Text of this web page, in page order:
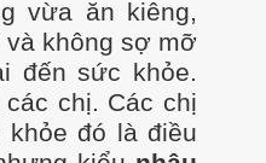
vừa ăn kiêng,
không sợ mỡ
đến sức khỏe.
chị. Các chị
đó là điều